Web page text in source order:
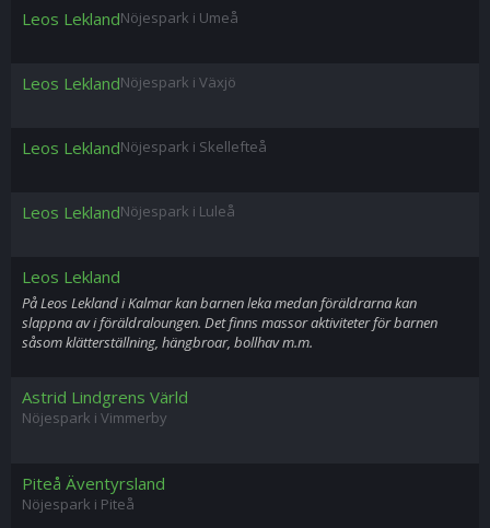
Leos LeklandNöjespark i Umeå
Leos LeklandNöjespark i Växjö
Leos LeklandNöjespark i Skellefteå
Leos LeklandNöjespark i Luleå
Leos Lekland
På Leos Lekland i Kalmar kan barnen leka medan föräldrarna kan
slappna av i föräldraloungen. Det finns massor aktiviteter för barnen
såsom klätterställning, hängbroar, bollhav m.m.
Astrid Lindgrens Värld
Nöjespark i Vimmerby
Piteå Äventyrsland
Nöjespark i Piteå